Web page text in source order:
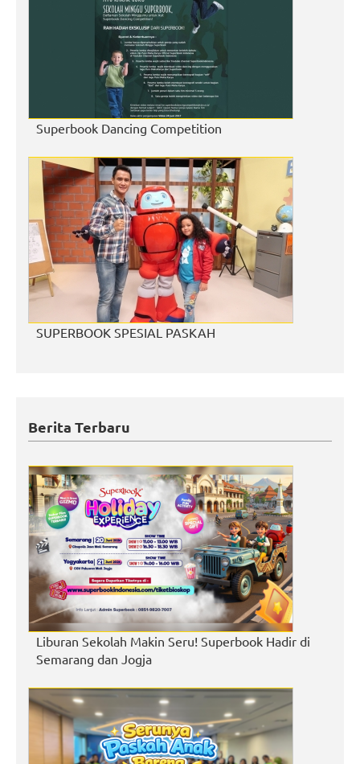
Superbook Dancing Competition
SUPERBOOK SPESIAL PASKAH
Berita Terbaru
Liburan Sekolah Makin Seru! Superbook Hadir di
Semarang dan Jogja